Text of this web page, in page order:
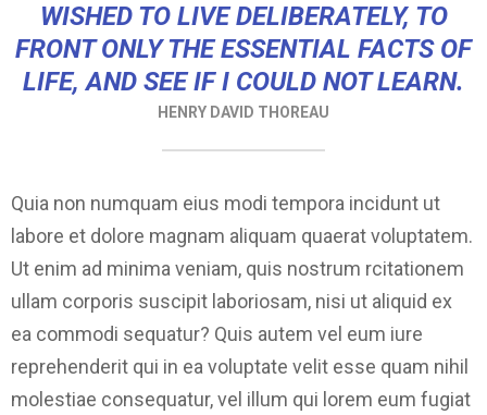
WISHED TO LIVE DELIBERATELY, TO
FRONT ONLY THE ESSENTIAL FACTS OF
LIFE, AND SEE IF I COULD NOT LEARN.
HENRY DAVID THOREAU
Quia non numquam eius modi tempora incidunt ut
labore et dolore magnam aliquam quaerat voluptatem.
Ut enim ad minima veniam, quis nostrum rcitationem
ullam corporis suscipit laboriosam, nisi ut aliquid ex
ea commodi sequatur? Quis autem vel eum iure
reprehenderit qui in ea voluptate velit esse quam nihil
molestiae consequatur, vel illum qui lorem eum fugiat